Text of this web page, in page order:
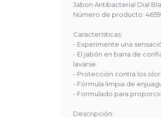
Jabon Antibacterial Dial
Número de producto:
Características:
- Experimente una
- El jabón en barra de
lavarse.
- Protección contra los
- Fórmula limpia de
- Formulado para
Descripción: